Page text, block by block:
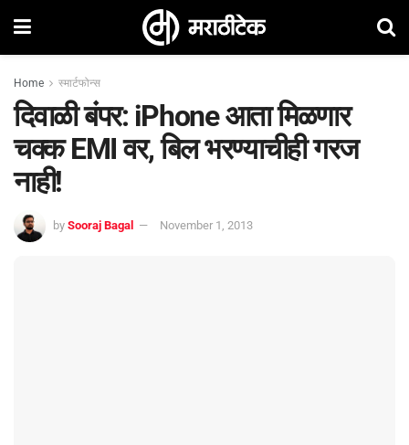
Home स्मार्टफोन्स
दिवाळी बंपर: iPhone आता मिळणार
चक्क EMI वर, बिल भरण्याचीही गरज
नाही!
by Sooraj Bagal November 1, 2013